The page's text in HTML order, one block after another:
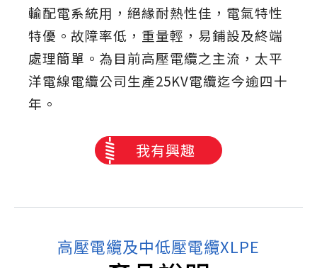
輸配電系統用，絕緣耐熱性佳，電氣特性
特優。故障率低，重量輕，易鋪設及終端
處理簡單。為目前高壓電纜之主流，太平
洋電線電纜公司生產25KV電纜迄今逾四十
年。
我有興趣
高壓電纜及中低壓電纜XLPE